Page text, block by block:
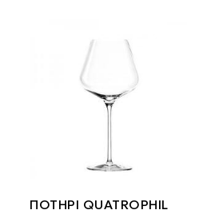
ΠΟΤΗΡΙ QUATROPHIL